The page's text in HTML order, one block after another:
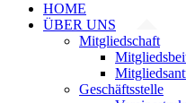
HOME
ÜBER UNS
Mitgliedschaft
Geschäftsstelle